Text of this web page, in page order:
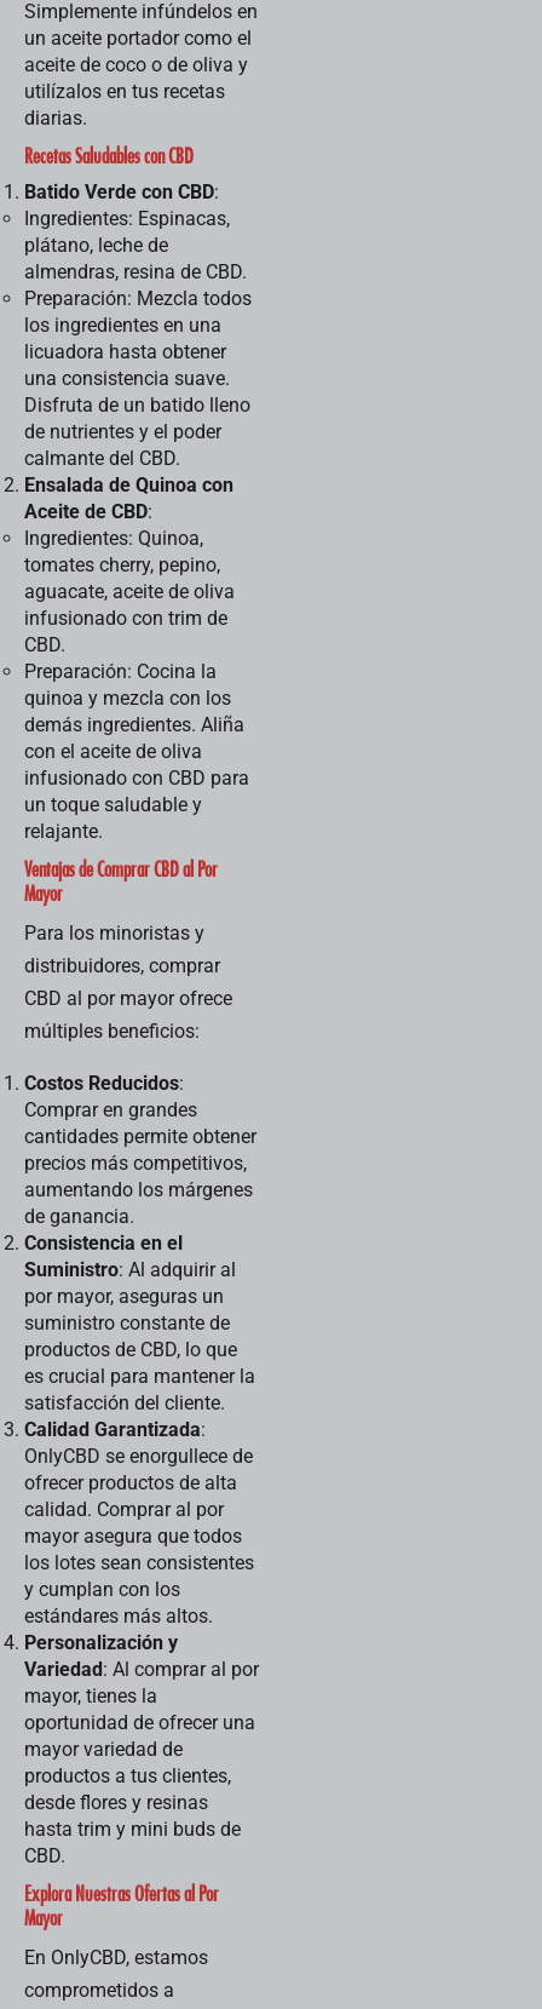
Simplemente infúndelos en
un aceite portador como el
aceite de coco o de oliva y
utilízalos en tus recetas
diarias.
Recetas Saludables con CBD
Batido Verde con CBD:
Ingredientes: Espinacas,
plátano, leche de
almendras, resina de CBD.
Preparación: Mezcla todos
los ingredientes en una
licuadora hasta obtener
una consistencia suave.
Disfruta de un batido lleno
de nutrientes y el poder
calmante del CBD.
Ensalada de Quinoa con
Aceite de CBD:
Ingredientes: Quinoa,
tomates cherry, pepino,
aguacate, aceite de oliva
infusionado con trim de
CBD.
Preparación: Cocina la
quinoa y mezcla con los
demás ingredientes. Aliña
con el aceite de oliva
infusionado con CBD para
un toque saludable y
relajante.
Ventajas de Comprar CBD al Por
Mayor
Para los minoristas y
distribuidores, comprar
CBD al por mayor ofrece
múltiples beneficios:
Costos Reducidos:
Comprar en grandes
cantidades permite obtener
precios más competitivos,
aumentando los márgenes
de ganancia.
Consistencia en el
Suministro: Al adquirir al
por mayor, aseguras un
suministro constante de
productos de CBD, lo que
es crucial para mantener la
satisfacción del cliente.
Calidad Garantizada:
OnlyCBD se enorgullece de
ofrecer productos de alta
calidad. Comprar al por
mayor asegura que todos
los lotes sean consistentes
y cumplan con los
estándares más altos.
Personalización y
Variedad: Al comprar al por
mayor, tienes la
oportunidad de ofrecer una
mayor variedad de
productos a tus clientes,
desde flores y resinas
hasta trim y mini buds de
CBD.
Explora Nuestras Ofertas al Por
Mayor
En OnlyCBD, estamos
comprometidos a